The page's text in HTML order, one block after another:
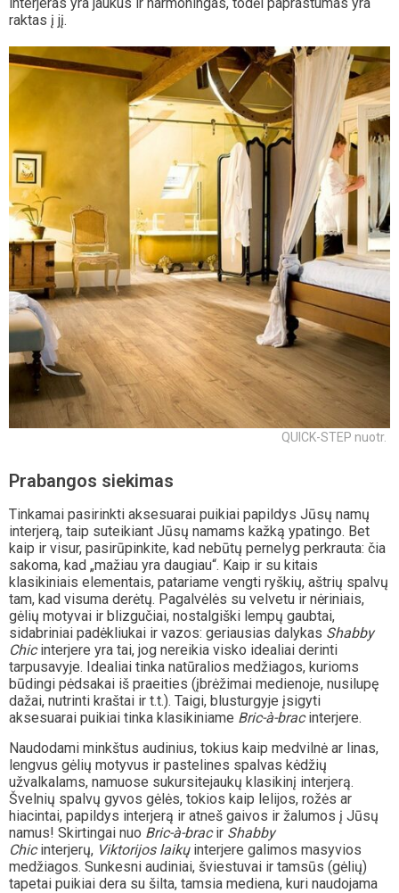
raktas į jį.
QUICK-STEP nuotr.
Prabangos siekimas
Tinkamai pasirinkti aksesuarai puikiai papildys Jūsų namų
interjerą, taip suteikiant Jūsų namams kažką ypatingo. Bet
kaip ir visur, pasirūpinkite, kad nebūtų pernelyg perkrauta: čia
sakoma, kad „mažiau yra daugiau“. Kaip ir su kitais
klasikiniais elementais, patariame vengti ryškių, aštrių spalvų
tam, kad visuma derėtų. Pagalvėlės su velvetu ir nėriniais,
gėlių motyvai ir blizgučiai, nostalgiški lempų gaubtai,
sidabriniai padėkliukai ir vazos: geriausias dalykas Shabby
Chicinterjere yra tai, jog nereikia visko idealiai derinti
tarpusavyje. Idealiai tinka natūralios medžiagos, kurioms
būdingi pėdsakai iš praeities (įbrėžimai medienoje, nusilupę
dažai, nutrinti kraštai ir t.t.). Taigi, blusturgyje įsigyti
aksesuarai puikiai tinka klasikiniame Bric-à-bracinterjere.
Naudodami minkštus audinius, tokius kaip medvilnė ar linas,
lengvus gėlių motyvus ir pastelines spalvas kėdžių
užvalkalams, namuose sukursitejaukų klasikinį interjerą.
Švelnių spalvų gyvos gėlės, tokios kaip lelijos, rožės ar
hiacintai, papildys interjerą ir atneš gaivos ir žalumos į Jūsų
namus! Skirtingai nuo Bric-à-bracir Shabby
Chicinterjerų, Viktorijos laikųinterjere galimos masyvios
medžiagos. Sunkesni audiniai, šviestuvai ir tamsūs (gėlių)
tapetai puikiai dera su šilta, tamsia mediena, kuri naudojama